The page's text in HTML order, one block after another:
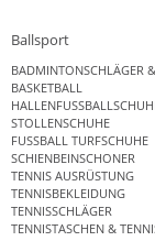
Ballsport
BADMINTONSCHLÄGER
BASKETBALL
STOLLENSCHUHE
FUSSBALL TURFSCHUHE
SCHIENBEINSCHONER
TENNIS AUSRÜSTUNG
TENNISBEKLEIDUNG
TENNISSCHLÄGER
TENNISTASCHEN &